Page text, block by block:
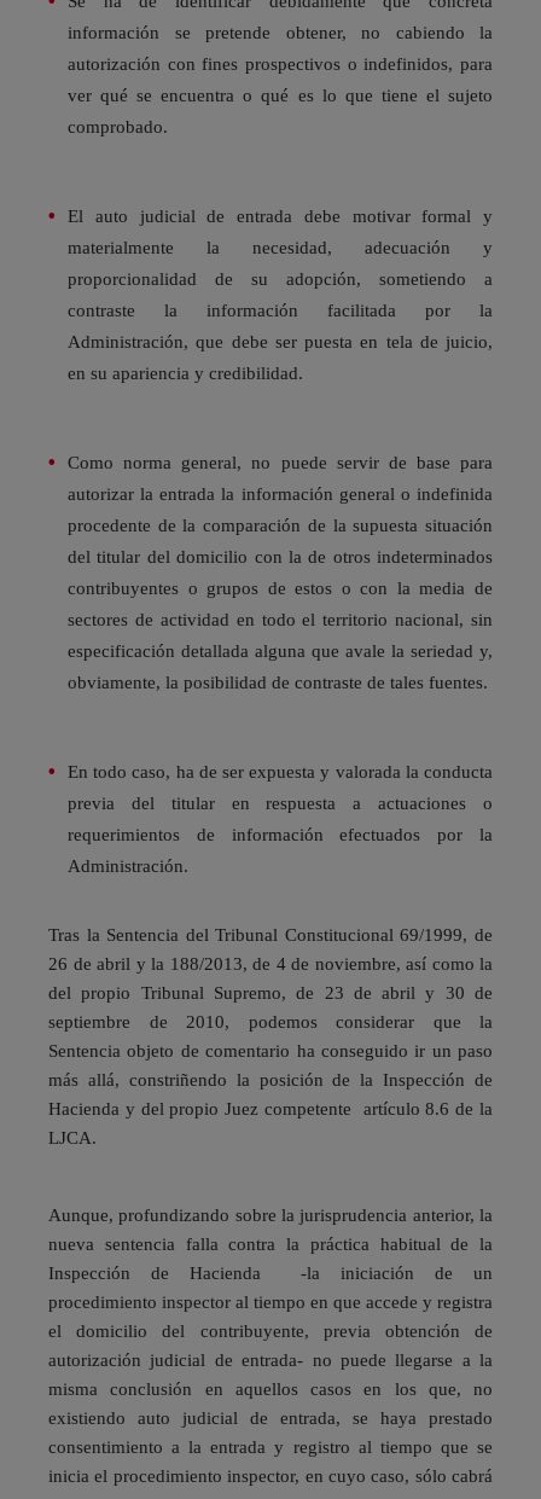
información se pretende obtener, no cabiendo la
autorización con fines prospectivos o indefinidos, para
ver qué se encuentra o qué es lo que tiene el sujeto
comprobado.
El auto judicial de entrada debe motivar formal y
materialmente la necesidad, adecuación y
proporcionalidad de su adopción, sometiendo a
contraste la información facilitada por la
Administración, que debe ser puesta en tela de juicio,
en su apariencia y credibilidad.
Como norma general, no puede servir de base para
autorizar la entrada la información general o indefinida
procedente de la comparación de la supuesta situación
del titular del domicilio con la de otros indeterminados
contribuyentes o grupos de estos o con la media de
sectores de actividad en todo el territorio nacional, sin
especificación detallada alguna que avale la seriedad y,
obviamente, la posibilidad de contraste de tales fuentes.
En todo caso, ha de ser expuesta y valorada la conducta
previa del titular en respuesta a actuaciones o
requerimientos de información efectuados por la
Administración.
Tras la Sentencia del Tribunal Constitucional 69/1999, de
26 de abril y la 188/2013, de 4 de noviembre, así como la
del propio Tribunal Supremo, de 23 de abril y 30 de
septiembre de 2010, podemos considerar que la
Sentencia objeto de comentario ha conseguido ir un paso
más allá, constriñendo la posición de la Inspección de
Hacienda y del propio Juez competente artículo 8.6 de la
LJCA.
Aunque, profundizando sobre la jurisprudencia anterior, la
nueva sentencia falla contra la práctica habitual de la
Inspección de Hacienda -la iniciación de un
procedimiento inspector al tiempo en que accede y registra
el domicilio del contribuyente, previa obtención de
autorización judicial de entrada- no puede llegarse a la
misma conclusión en aquellos casos en los que, no
existiendo auto judicial de entrada, se haya prestado
consentimiento a la entrada y registro al tiempo que se
inicia el procedimiento inspector, en cuyo caso, sólo cabrá